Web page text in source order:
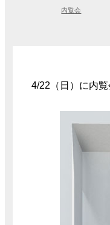
内覧会
4/22（日）に内覧